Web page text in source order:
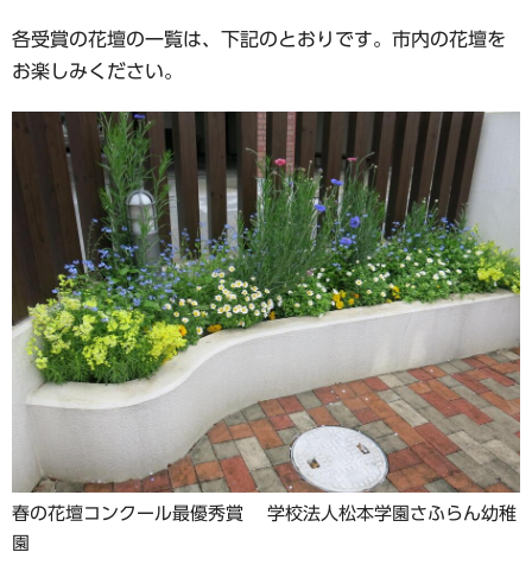
各受賞の花壇の一覧は、下記のとおりです。市内の花壇を
お楽しみください。
春の花壇コンクール最優秀賞 学校法人松本学園さふらん幼稚
園